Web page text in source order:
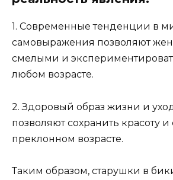
1. Современные тенденции в
самовыражения позволяют
смелыми и
любом возрасте.
2. Здоровый образ жизни и
позволяют сохранить красоту
преклонном возрасте.
Таким образом, старушки в